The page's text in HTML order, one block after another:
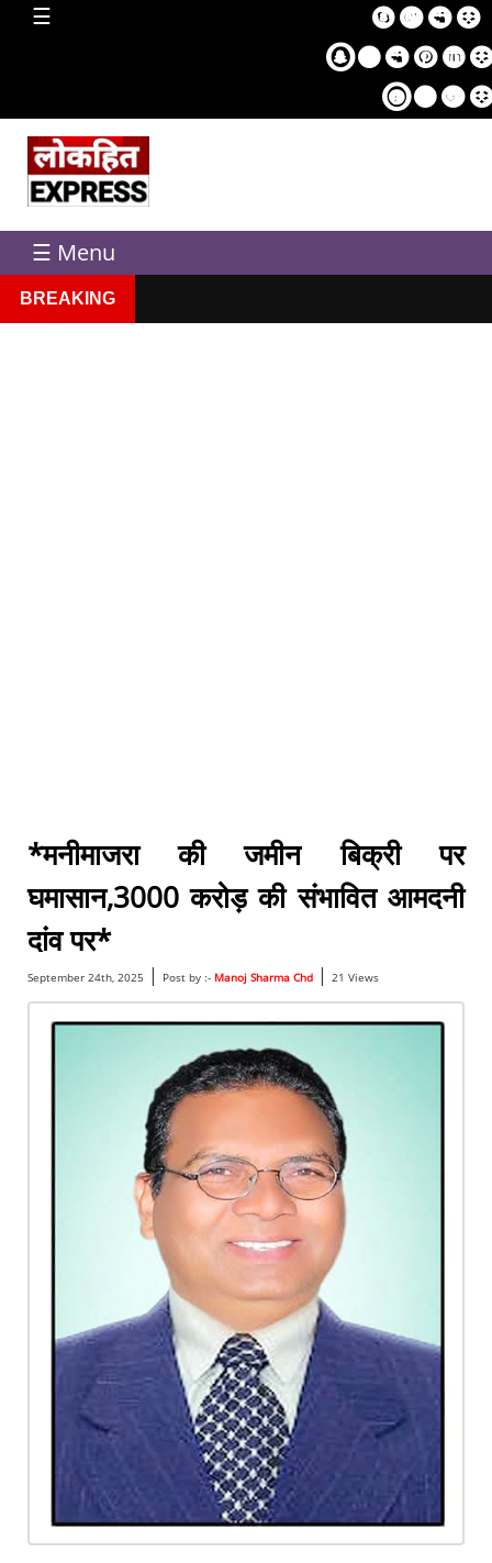
☰
home
☰ Menu
BREAKING
*मनीमाजरा की जमीन बिक्री पर
घमासान,3000 करोड़ की संभावित आमदनी
दांव पर*
September 24th, 2025 | Post by :- Manoj Sharma Chd| 21 Views